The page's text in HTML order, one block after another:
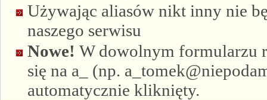
Używając aliasów nikt inny nie
naszego serwisu
Nowe! W dowolnym formularzu
się na a_ (np.
automatycznie kliknięty.